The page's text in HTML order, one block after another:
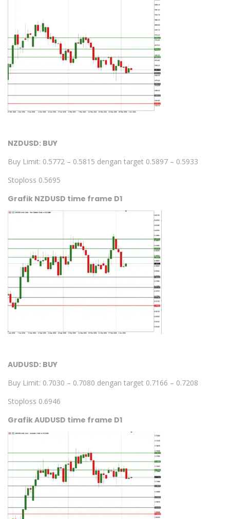
NZDUSD: BUY
Buy Limit: 0.5772 – 0.5815 dengan target 0.5897 – 0.5933
Stoploss 0.5695
Grafik NZDUSD time frame D1
AUDUSD: BUY
Buy Limit: 0.7030 – 0.7080 dengan target 0.7166 – 0.7208
Stoploss 0.6946
Grafik AUDUSD time frame D1